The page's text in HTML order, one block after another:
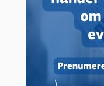
Inga svenska
Grupplösa |
Inga svenska